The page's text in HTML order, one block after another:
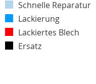
Schnelle Reparatur
Lackierung
Lackiertes Blech
Ersatz